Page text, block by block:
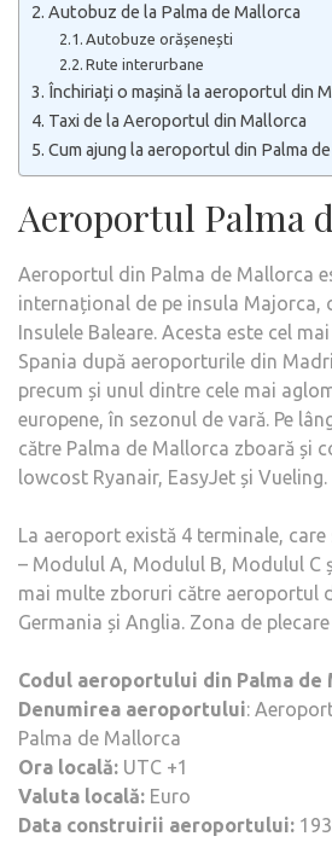
Autobuz de la Palma de Mallorca
Autobuze orășenești
Rute interurbane
Închiriați o mașină la aeroportul din
Taxi de la Aeroportul din Mallorca
Cum ajung la aeroportul din Palma
Aeroportul Palma
Aeroportul din Palma de Mallorca
internațional de pe insula Majorca,
Insulele Baleare. Acesta este cel
Spania după aeroporturile din
precum și unul dintre cele mai
europene, în sezonul de vară. Pe
către Palma de Mallorca zboară și
lowcost Ryanair, EasyJet și Vueling.
La aeroport există 4 terminale,
– Modulul A, Modulul B, Modulul C
mai multe zboruri către aeroportul
Germania și Anglia. Zona de
Codul aeroportului din Palma de
Denumirea aeroportului:
Palma de Mallorca
Ora locală: UTC +1
Valuta locală: Euro
Data construirii aeroportului: